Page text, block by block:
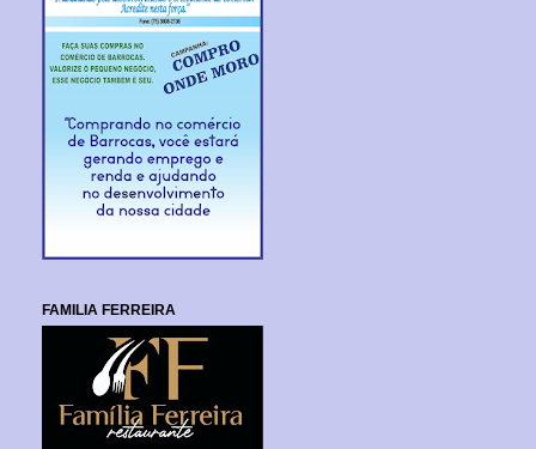
FAMILIA FERREIRA